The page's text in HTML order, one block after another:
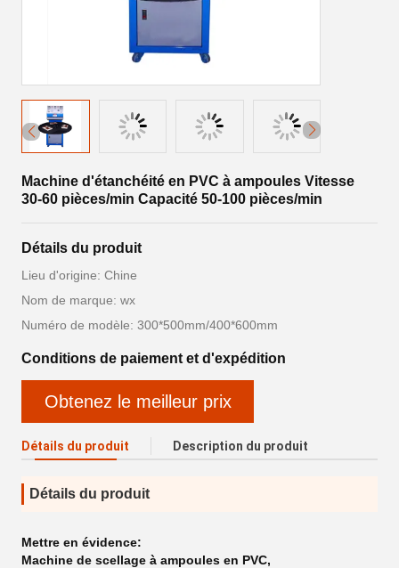
Machine d'étanchéité en PVC à ampoules Vitesse
30-60 pièces/min Capacité 50-100 pièces/min
Détails du produit
Lieu d'origine: Chine
Nom de marque: wx
Numéro de modèle: 300*500mm/400*600mm
Conditions de paiement et d'expédition
Obtenez le meilleur prix
Détails du produit Description du produit
Détails du produit
Mettre en évidence:
Machine de scellage à ampoules en PVC,